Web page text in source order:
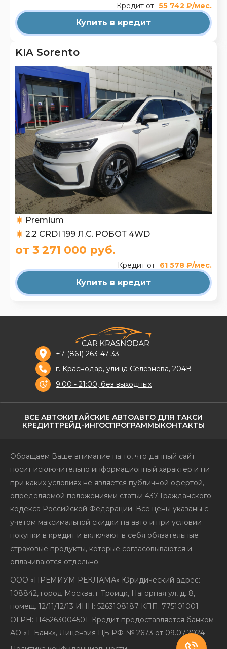
Кредит от 55 742 ₽/мес.
Купить в кредит
KIA Sorento
Premium
2.2 CRDI 199 Л.С. РОБОТ 4WD
от 3 271 000 руб.
Кредит от 61 578 ₽/мес.
Купить в кредит
ВСЕ АВТОКИТАЙСКИЕ АВТОАВТО ДЛЯ ТАКСИ
КРЕДИТТРЕЙД-ИНГОСПРОГРАММЫКОНТАКТЫ
+7 (861) 263-47-33
г. Краснодар, улица Селезнёва, 204В
9:00 - 21:00, без выходных
Обращаем Ваше внимание на то, что данный сайт
носит исключительно информационный характер и ни
при каких условиях не является публичной офертой,
определяемой положениями статьи 437 Гражданского
кодекса Российской Федерации. Все цены указаны с
учетом максимальной скидки на авто и при условии
покупки в кредит и включают в себя обязательные
страховые продукты, которые согласовываются и
оплачиваются отдельно.
ООО «ПРЕМИУМ РЕКЛАМА» Юридический адрес:
108842, город Москва, г Троицк, Нагорная ул, д. 8,
помещ. 12/11/12/13 ИНН: 5263108187 КПП: 775101001
ОГРН: 1145263004501. Кредит предоставляется банком
АО «Т-Банк», Лицензия ЦБ РФ № 2673 от 09.07.2024